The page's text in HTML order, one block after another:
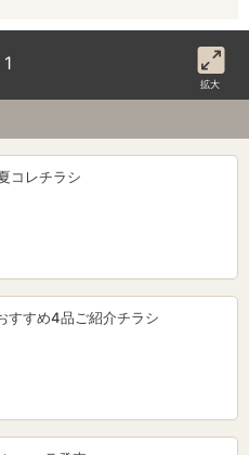
拡大
コレチラシ
すすめ4品ご紹介チラシ